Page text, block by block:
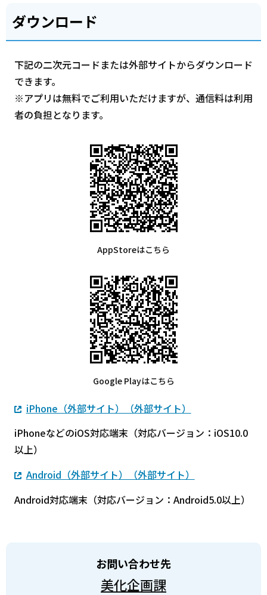
ダウンロード
下記の二次元コードまたは外部サイトからダウンロード
できます。
※アプリは無料でご利用いただけますが、通信料は利用
者の負担となります。
AppStoreはこちら
Google Playはこちら
iPhone（外部サイト）（外部サイト）
iPhoneなどのiOS対応端末（対応バージョン：iOS10.0
以上）
Android（外部サイト）（外部サイト）
Android対応端末（対応バージョン：Android5.0以上）
お問い合わせ先
美化企画課